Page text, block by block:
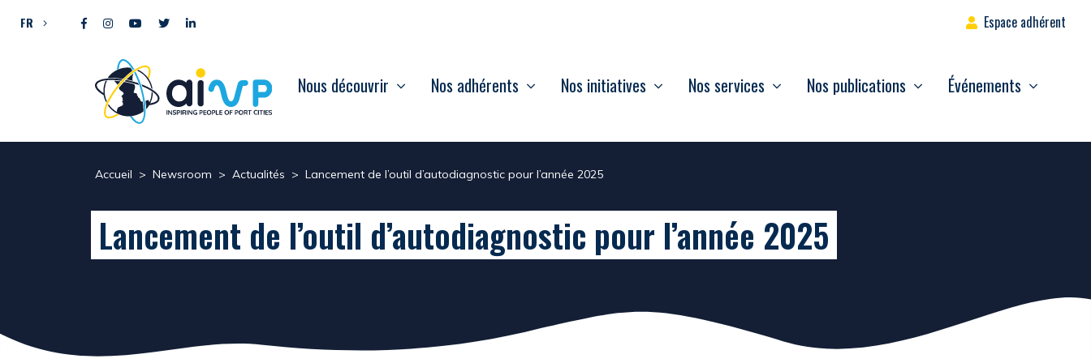
FR Espace adhérent
Nous découvrir Nos adhérents Nos initiatives Nos services Nos publications Événements
Accueil > Newsroom > Actualités > Lancement de l’outil d’autodiagnostic pour l’année 2025
Lancement de l’outil d’autodiagnostic pour l’année 2025